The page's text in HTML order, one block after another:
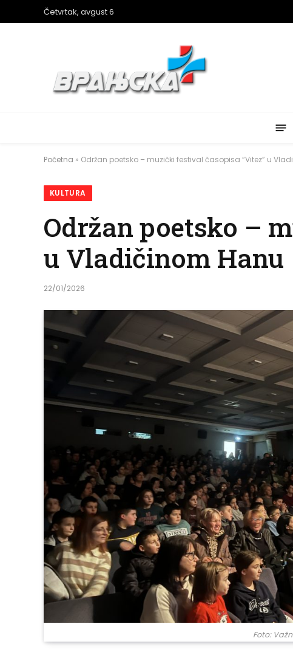
Četvrtak, avgust 6
Početna » Održan poetsko – muzički festival časopisa “Vitez” u
KULTURA
Održan poetsko –
u Vladičinom Hanu
22/01/2026
Foto: